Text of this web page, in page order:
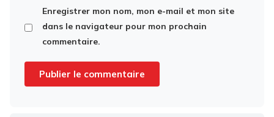
Enregistrer mon nom, mon e-mail et mon site
dans le navigateur pour mon prochain
commentaire.